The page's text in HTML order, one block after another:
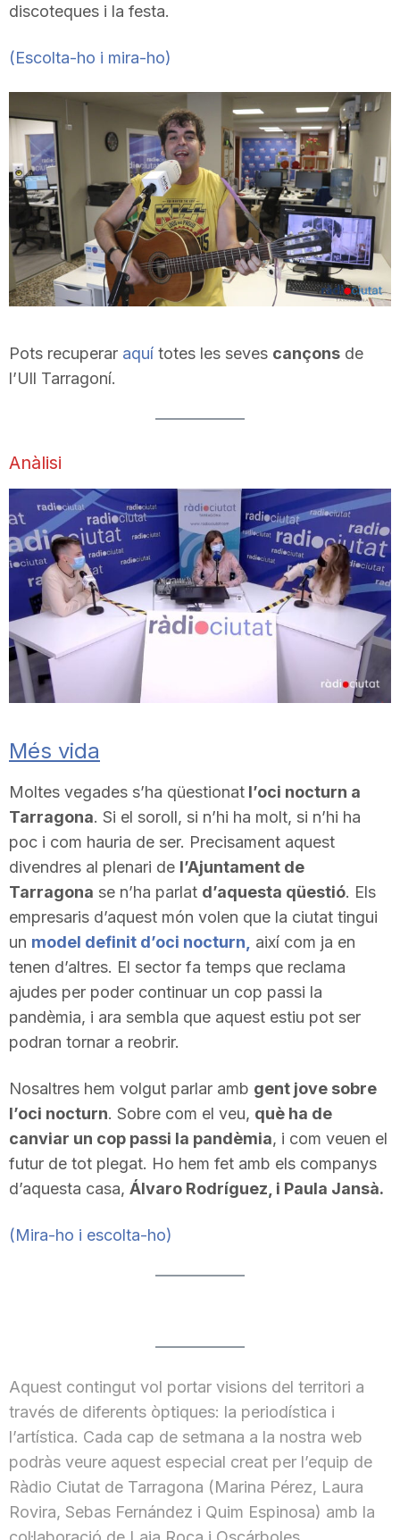
discoteques i la festa.
(Escolta-ho i mira-ho)
Pots recuperar aquí totes les seves cançons de
l’Ull Tarragoní.
Anàlisi
Més vida
Moltes vegades s’ha qüestionat l’oci nocturn a
Tarragona. Si el soroll, si n’hi ha molt, si n’hi ha
poc i com hauria de ser. Precisament aquest
divendres al plenari de l’Ajuntament de
Tarragona se n’ha parlat d’aquesta qüestió. Els
empresaris d’aquest món volen que la ciutat tingui
un model definit d’oci nocturn,
així com ja en
tenen d’altres. El sector fa temps que reclama
ajudes per poder continuar un cop passi la
pandèmia, i ara sembla que aquest estiu pot ser
podran tornar a reobrir.
Nosaltres hem volgut parlar amb gent jove sobre
l’oci nocturn. Sobre com el veu, què ha de
canviar un cop passi la pandèmia, i com veuen el
futur de tot plegat. Ho hem fet amb els companys
d’aquesta casa, Álvaro Rodríguez, i Paula Jansà.
(Mira-ho i escolta-ho)
Aquest contingut vol portar visions del territori a
través de diferents òptiques: la periodística i
l’artística. Cada cap de setmana a la nostra web
podràs veure aquest especial creat per l’equip de
Ràdio Ciutat de Tarragona (Marina Pérez, Laura
Rovira, Sebas Fernández i Quim Espinosa) amb la